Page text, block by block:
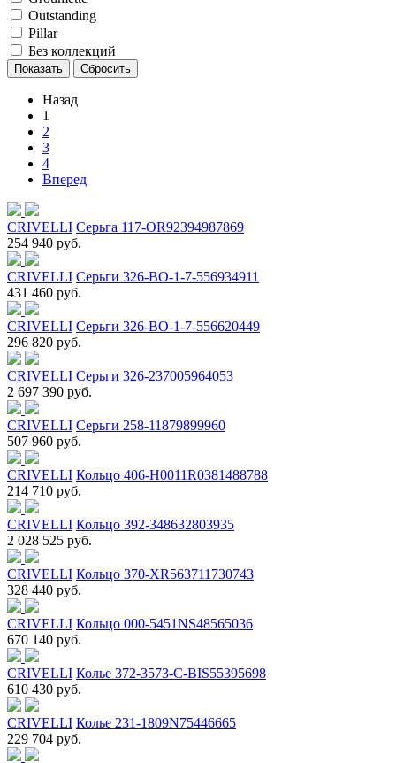
Outstanding
Pillar
Без коллекций
Назад
1
2
3
4
Вперед
CRIVELLI Серьга 117-OR92394987869
254 940 руб.
CRIVELLI Серьги 326-BO-1-7-556934911
431 460 руб.
CRIVELLI Серьги 326-BO-1-7-556620449
296 820 руб.
CRIVELLI Серьги 326-237005964053
2 697 390 руб.
CRIVELLI Серьги 258-11879899960
507 960 руб.
CRIVELLI Кольцо 406-H0011R0381488788
214 710 руб.
CRIVELLI Кольцо 392-348632803935
2 028 525 руб.
CRIVELLI Кольцо 370-XR563711730743
328 440 руб.
CRIVELLI Кольцо 000-5451NS48565036
670 140 руб.
CRIVELLI Колье 372-3573-C-BIS55395698
610 430 руб.
CRIVELLI Колье 231-1809N75446665
229 704 руб.